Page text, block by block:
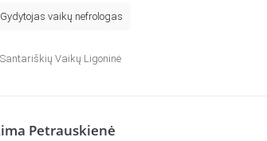
Gydytojas vaikų nefrologas
Santariškių Vaikų Ligoninė
Petrauskienė